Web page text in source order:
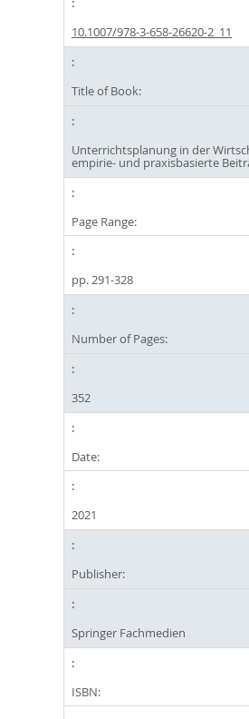
10.1007/978-3-658-26620-2_11
Title of Book:
Unterrichtsplanung in der
empirie- und praxisbasierte
Page Range:
pp. 291-328
Number of Pages:
352
Date:
2021
Publisher:
Springer Fachmedien
ISBN: